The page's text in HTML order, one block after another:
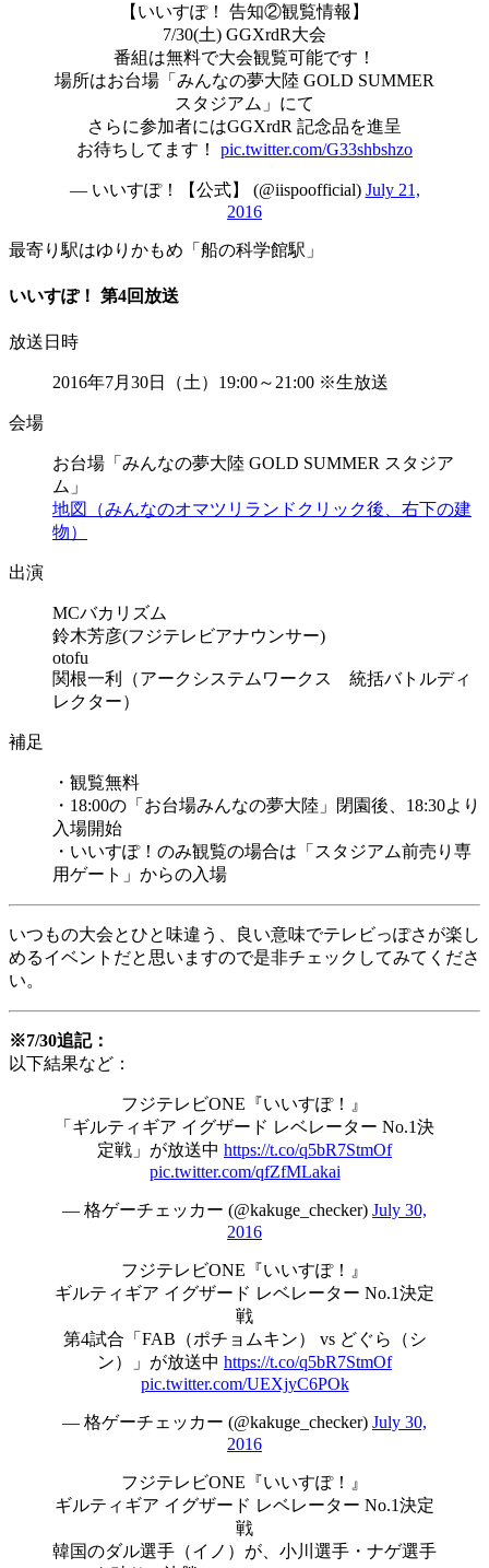
【いいすぽ！ 告知②観覧情報】
7/30(土) GGXrdR大会
番組は無料で大会観覧可能です！
場所はお台場「みんなの夢大陸 GOLD SUMMER
スタジアム」にて
さらに参加者にはGGXrdR 記念品を進呈
お待ちしてます！ pic.twitter.com/G33shbshzo
— いいすぽ！【公式】 (@iispoofficial) July 21,
2016
最寄り駅はゆりかもめ「船の科学館駅」
いいすぽ！ 第4回放送
放送日時
2016年7月30日（土）19:00～21:00 ※生放送
会場
お台場「みんなの夢大陸 GOLD SUMMER スタジア
ム」
地図（みんなのオマツリランドクリック後、右下の建
物）
出演
MCバカリズム
鈴木芳彦(フジテレビアナウンサー)
otofu
関根一利（アークシステムワークス 統括バトルディ
レクター）
補足
・観覧無料
・18:00の「お台場みんなの夢大陸」閉園後、18:30より
入場開始
・いいすぽ！のみ観覧の場合は「スタジアム前売り専
用ゲート」からの入場
いつもの大会とひと味違う、良い意味でテレビっぽさが楽し
めるイベントだと思いますので是非チェックしてみてくださ
い。
※7/30追記：
以下結果など：
フジテレビONE『いいすぽ！』
「ギルティギア イグザード レベレーター No.1決
定戦」が放送中 https://t.co/q5bR7StmOf
pic.twitter.com/qfZfMLakai
— 格ゲーチェッカー (@kakuge_checker) July 30,
2016
フジテレビONE『いいすぽ！』
ギルティギア イグザード レベレーター No.1決定
戦
第4試合「FAB（ポチョムキン） vs どぐら（シ
ン）」が放送中 https://t.co/q5bR7StmOf
pic.twitter.com/UEXjyC6POk
— 格ゲーチェッカー (@kakuge_checker) July 30,
2016
フジテレビONE『いいすぽ！』
ギルティギア イグザード レベレーター No.1決定
戦
韓国のダル選手（イノ）が、小川選手・ナゲ選手